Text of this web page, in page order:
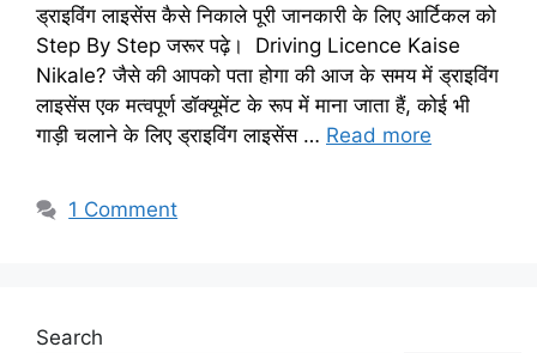
ड्राइविंग लाइसेंस कैसे निकाले पूरी जानकारी के लिए आर्टिकल को
Step By Step जरूर पढ़े। Driving Licence Kaise
Nikale? जैसे की आपको पता होगा की आज के समय में ड्राइविंग
लाइसेंस एक मत्वपूर्ण डॉक्यूमेंट के रूप में माना जाता हैं, कोई भी
गाड़ी चलाने के लिए ड्राइविंग लाइसेंस … Read more
1 Comment
Search